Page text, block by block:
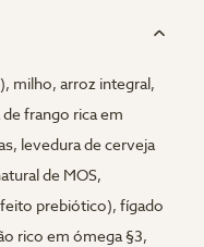
milho, arroz integral,
frango rica em
levedura de cerveja
de MOS,
prebiótico), fígado
rico em ómega §3,